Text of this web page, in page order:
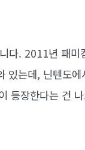
다. 2011년 패미
있는데, 닌텐도
등장한다는 건